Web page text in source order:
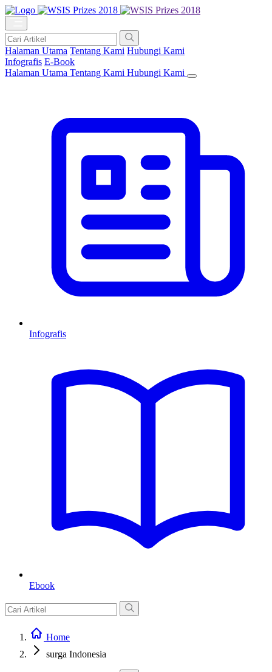
Halaman Utama Tentang Kami Hubungi Kami
Infografis E-Book
Halaman Utama Tentang Kami Hubungi Kami
Infografis
Ebook
Home
surga Indonesia